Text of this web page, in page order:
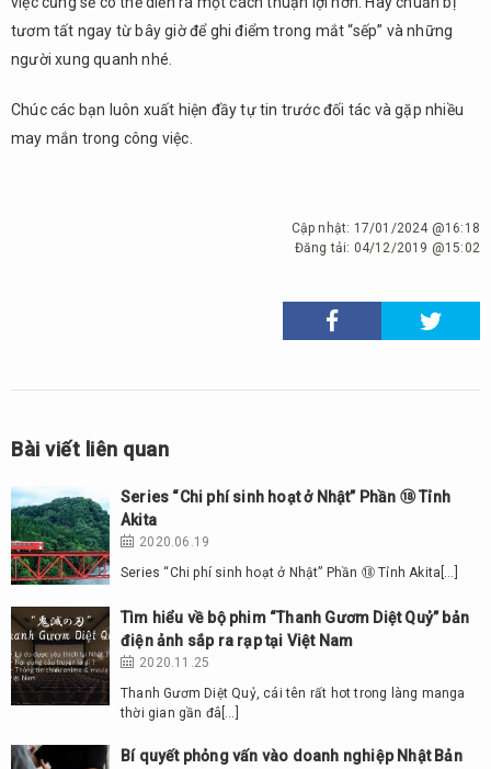
tươm tất ngay từ bây giờ để ghi điểm trong mắt “sếp” và những
người xung quanh nhé.
Chúc các bạn luôn xuất hiện đầy tự tin trước đối tác và gặp nhiều
may mắn trong công việc.
Cập nhật: 17/01/2024 @16:18
Đăng tải: 04/12/2019 @15:02
Bài viết liên quan
Series “Chi phí sinh hoạt ở Nhật” Phần ⑱ Tỉnh
Akita
2020.06.19
Series “Chi phí sinh hoạt ở Nhật” Phần ⑱ Tỉnh Akita[…]
Tìm hiểu về bộ phim “Thanh Gươm Diệt Quỷ” bản
điện ảnh sắp ra rạp tại Việt Nam
2020.11.25
Thanh Gươm Diệt Quỷ, cái tên rất hot trong làng manga
thời gian gần đâ[…]
Bí quyết phỏng vấn vào doanh nghiệp Nhật Bản